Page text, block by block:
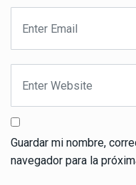
Guardar mi nombre,
navegador para la